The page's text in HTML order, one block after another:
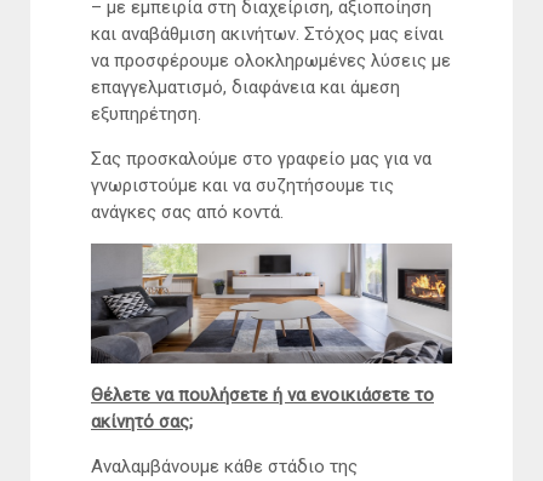
– με εμπειρία στη διαχείριση, αξιοποίηση
και αναβάθμιση ακινήτων. Στόχος μας είναι
να προσφέρουμε ολοκληρωμένες λύσεις με
επαγγελματισμό, διαφάνεια και άμεση
εξυπηρέτηση.
Σας προσκαλούμε στο γραφείο μας για να
γνωριστούμε και να συζητήσουμε τις
ανάγκες σας από κοντά.
Θέλετε να πουλήσετε ή να ενοικιάσετε το
ακίνητό σας;
Αναλαμβάνουμε κάθε στάδιο της